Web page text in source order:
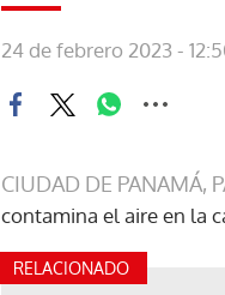
24 de febrero 2023 -
CIUDAD DE PANAMÁ,
contamina el aire en la
RELACIONADO